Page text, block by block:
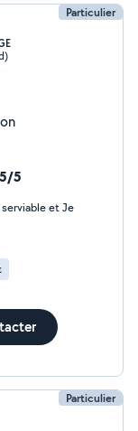
Particulier
5
et Je
Particulier